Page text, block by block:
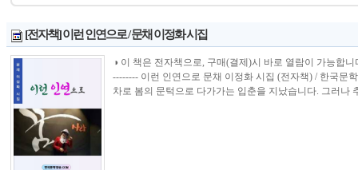
[전자책] 이런 인연으로 / 문채 이정화 시집
◑ 이 책은 전자책으로, 구매(결제)시 바로 열람이 가능합
-------- 이런 인연으로 문채 이정화 시집 (전자책) / 한국
차로 봄의 문턱으로 다가가는 입춘을 지났습니다. 그러나